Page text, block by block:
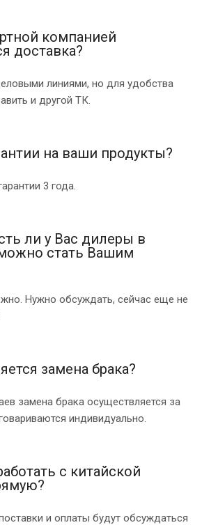
компанией
доставка?
линиями, но для удобства
и другой ТК.
на ваши продукты?
3 года.
ли у Вас дилеры в
стать Вашим
Нужно обсуждать, сейчас еще не
замена брака?
замена брака осуществляется за
индивидуально.
с китайской
и оплаты будут обсуждаться